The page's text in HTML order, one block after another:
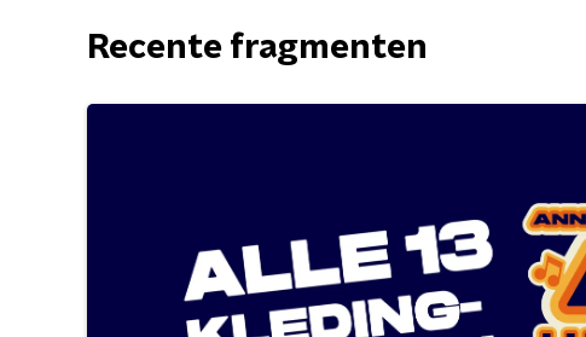
Recente fragmenten